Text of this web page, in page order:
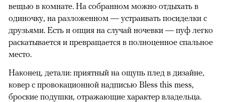
00:00 / 00:00
вещью в комнате. На собранном можно отдыхать в
одиночку, на разложенном — устраивать посиделки с
друзьями. Есть и опция на случай ночевки — пуф легко
раскатывается и превращается в полноценное спальное
место.
Наконец, детали: приятный на ощупь плед в дизайне,
ковер с провокационной надписью Bless this mess,
броские подушки, отражающие характер владельца.